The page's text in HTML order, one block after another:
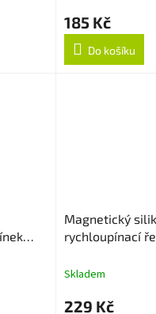
185 Kč
Do košíku
Magnetický
rychloupínací
Skladem
229 Kč